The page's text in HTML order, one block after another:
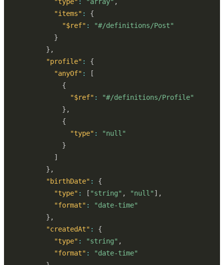
"type" : "array" ,
"items" :
{
"$ref" :
"#/definitions/Post"
}
} ,
"profile" :
{
"anyOf" :
[
{
"$ref" :
"#/definitions/Profile"
} ,
{
"type" :
"null"
}
]
} ,
"birthDate" :
{
"type" : [ "string" , "null" ] ,
"format" :
"date-time"
} ,
"createdAt" :
{
"type" : "string" ,
"format" :
"date-time"